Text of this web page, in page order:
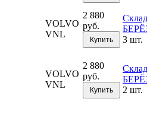
VOLVO
VNL
2 880
руб.
Купить
Склад
3 шт.
VOLVO
VNL
2 880
руб.
Купить
Склад
2 шт.